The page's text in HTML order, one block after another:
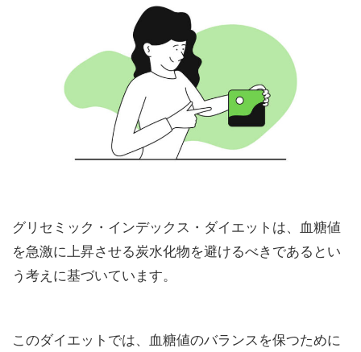
グリセミック・インデックス・ダイエットは、血糖値
を急激に上昇させる炭水化物を避けるべきであるとい
う考えに基づいています。
このダイエットでは、血糖値のバランスを保つために